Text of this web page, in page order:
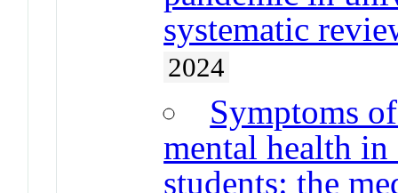
systematic
2024
Symptoms
mental health
students: the